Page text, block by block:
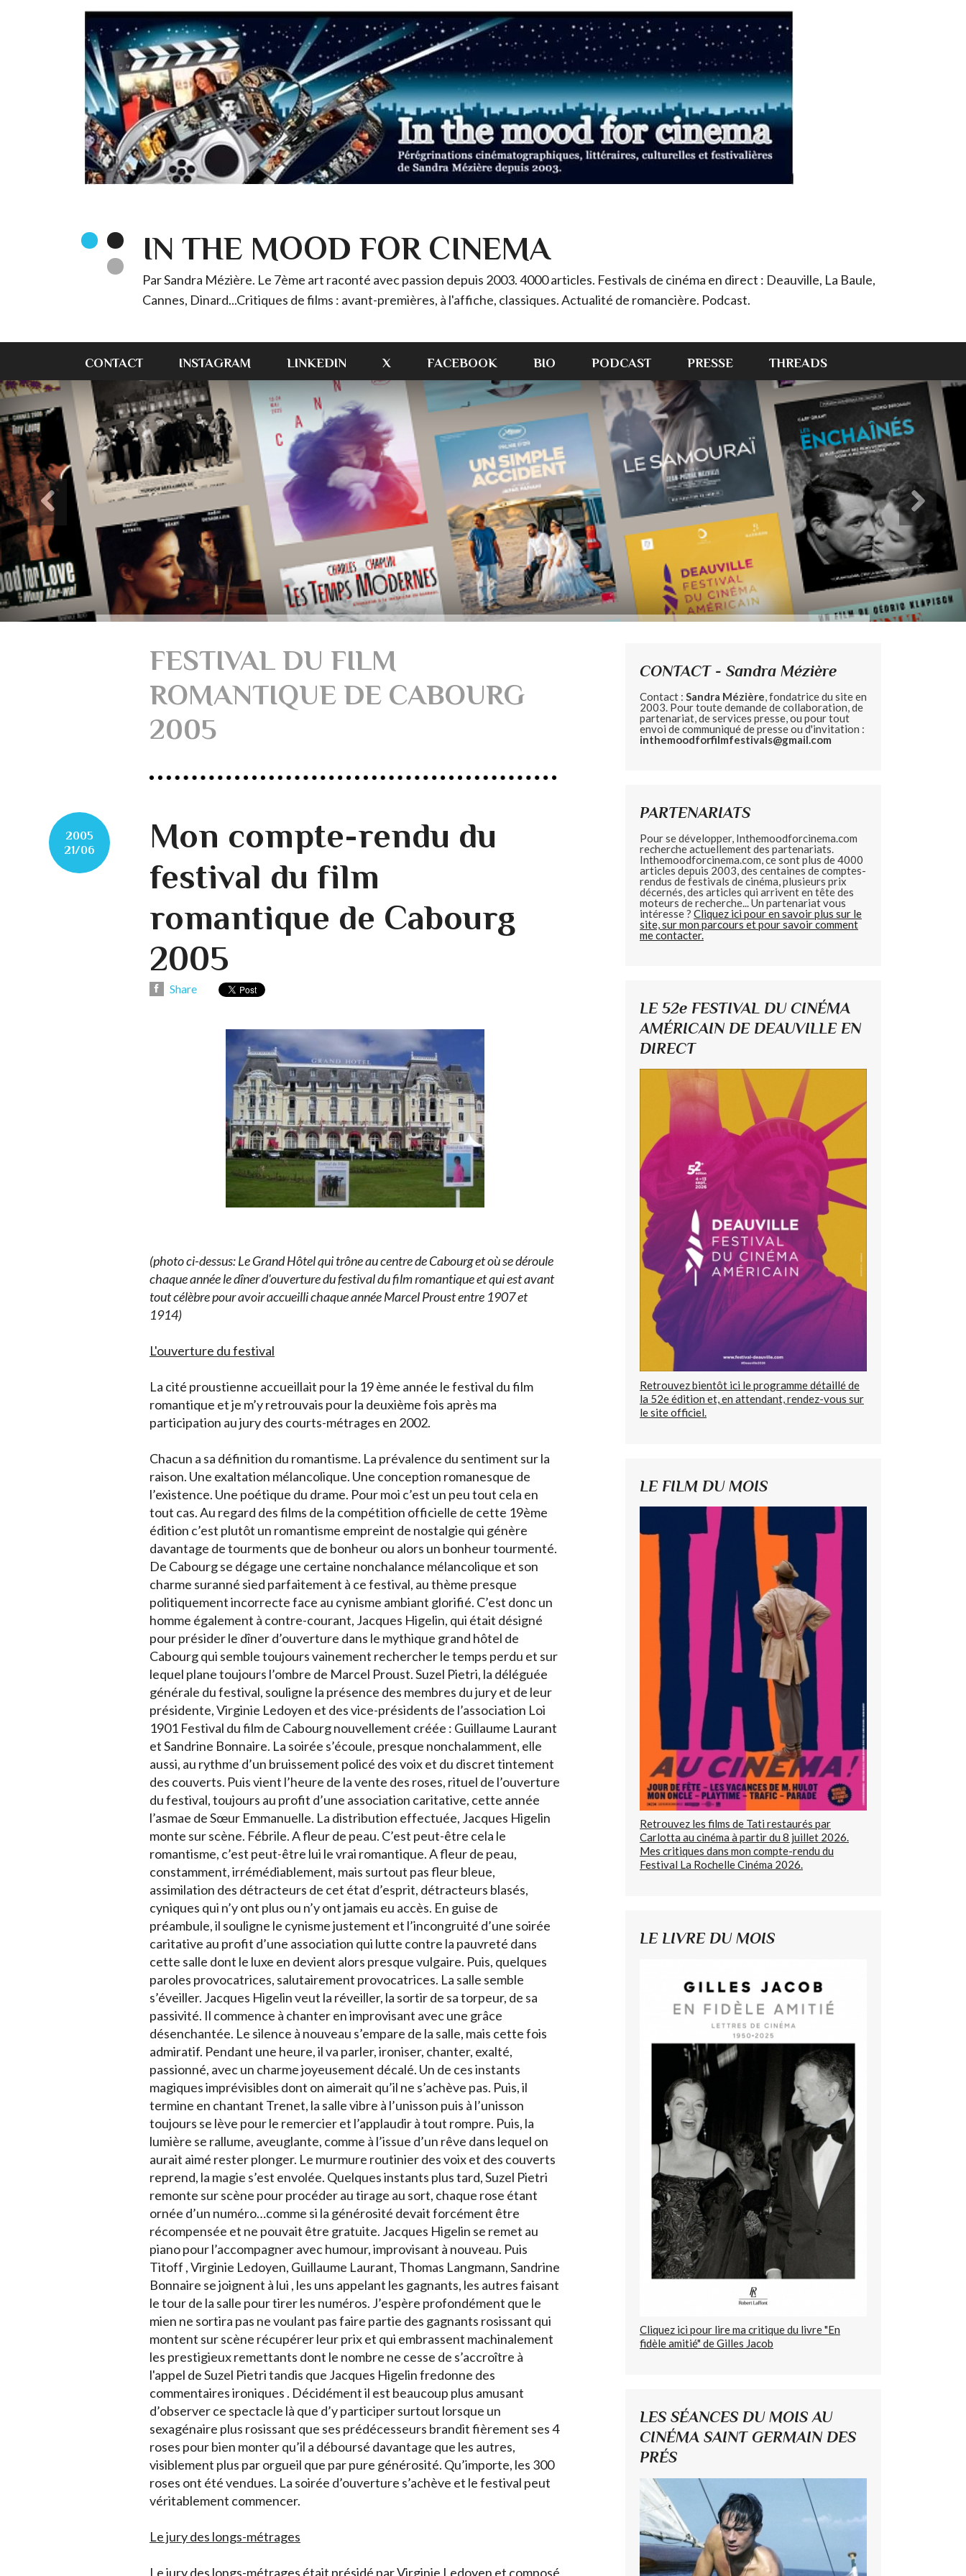
IN THE MOOD FOR CINEMA
Par Sandra Mézière. Le 7ème art raconté avec passion depuis 2003. 4000 articles. Festivals de cinéma en direct : Deauville, La Baule,
Cannes, Dinard...Critiques de films : avant-premières, à l'affiche, classiques. Actualité de romancière. Podcast.
CONTACT INSTAGRAM LINKEDIN X FACEBOOK BIO PODCAST PRESSE THREADS
FESTIVAL DU FILM
ROMANTIQUE DE CABOURG
2005
2005
21/06
Mon compte-rendu du
festival du film
romantique de Cabourg
2005
Share
(photo ci-dessus: Le Grand Hôtel qui trône au centre de Cabourg et où se déroule
chaque année le dîner d'ouverture du festival du film romantique et qui est avant
tout célèbre pour avoir accueilli chaque année Marcel Proust entre 1907 et
1914)
L'ouverture du festival
La cité proustienne accueillait pour la 19 ème année le festival du film
romantique et je m’y retrouvais pour la deuxième fois après ma
participation au jury des courts-métrages en 2002.
Chacun a sa définition du romantisme. La prévalence du sentiment sur la
raison. Une exaltation mélancolique. Une conception romanesque de
l’existence. Une poétique du drame. Pour moi c’est un peu tout cela en
tout cas. Au regard des films de la compétition officielle de cette 19ème
édition c’est plutôt un romantisme empreint de nostalgie qui génère
davantage de tourments que de bonheur ou alors un bonheur tourmenté.
De Cabourg se dégage une certaine nonchalance mélancolique et son
charme suranné sied parfaitement à ce festival, au thème presque
politiquement incorrecte face au cynisme ambiant glorifié. C’est donc un
homme également à contre-courant, Jacques Higelin, qui était désigné
pour présider le dîner d’ouverture dans le mythique grand hôtel de
Cabourg qui semble toujours vainement rechercher le temps perdu et sur
lequel plane toujours l’ombre de Marcel Proust. Suzel Pietri, la déléguée
générale du festival, souligne la présence des membres du jury et de leur
présidente, Virginie Ledoyen et des vice-présidents de l’association Loi
1901 Festival du film de Cabourg nouvellement créée : Guillaume Laurant
et Sandrine Bonnaire. La soirée s’écoule, presque nonchalamment, elle
aussi, au rythme d’un bruissement policé des voix et du discret tintement
des couverts. Puis vient l’heure de la vente des roses, rituel de l’ouverture
du festival, toujours au profit d’une association caritative, cette année
l’asmae de Sœur Emmanuelle. La distribution effectuée, Jacques Higelin
monte sur scène. Fébrile. A fleur de peau. C’est peut-être cela le
romantisme, c’est peut-être lui le vrai romantique. A fleur de peau,
constamment, irrémédiablement, mais surtout pas fleur bleue,
assimilation des détracteurs de cet état d’esprit, détracteurs blasés,
cyniques qui n’y ont plus ou n’y ont jamais eu accès. En guise de
préambule, il souligne le cynisme justement et l’incongruité d’une soirée
caritative au profit d’une association qui lutte contre la pauvreté dans
cette salle dont le luxe en devient alors presque vulgaire. Puis, quelques
paroles provocatrices, salutairement provocatrices. La salle semble
s’éveiller. Jacques Higelin veut la réveiller, la sortir de sa torpeur, de sa
passivité. Il commence à chanter en improvisant avec une grâce
désenchantée. Le silence à nouveau s’empare de la salle, mais cette fois
admiratif. Pendant une heure, il va parler, ironiser, chanter, exalté,
passionné, avec un charme joyeusement décalé. Un de ces instants
magiques imprévisibles dont on aimerait qu’il ne s’achève pas. Puis, il
termine en chantant Trenet, la salle vibre à l’unisson puis à l’unisson
toujours se lève pour le remercier et l’applaudir à tout rompre. Puis, la
lumière se rallume, aveuglante, comme à l’issue d’un rêve dans lequel on
aurait aimé rester plonger. Le murmure routinier des voix et des couverts
reprend, la magie s’est envolée. Quelques instants plus tard, Suzel Pietri
remonte sur scène pour procéder au tirage au sort, chaque rose étant
ornée d’un numéro…comme si la générosité devait forcément être
récompensée et ne pouvait être gratuite. Jacques Higelin se remet au
piano pour l’accompagner avec humour, improvisant à nouveau. Puis
Titoff , Virginie Ledoyen, Guillaume Laurant, Thomas Langmann, Sandrine
Bonnaire se joignent à lui , les uns appelant les gagnants, les autres faisant
le tour de la salle pour tirer les numéros. J’espère profondément que le
mien ne sortira pas ne voulant pas faire partie des gagnants rosissant qui
montent sur scène récupérer leur prix et qui embrassent machinalement
les prestigieux remettants dont le nombre ne cesse de s’accroître à
l'appel de Suzel Pietri tandis que Jacques Higelin fredonne des
commentaires ironiques . Décidément il est beaucoup plus amusant
d’observer ce spectacle là que d’y participer surtout lorsque un
sexagénaire plus rosissant que ses prédécesseurs brandit fièrement ses 4
roses pour bien monter qu’il a déboursé davantage que les autres,
visiblement plus par orgueil que par pure générosité. Qu’importe, les 300
roses ont été vendues. La soirée d’ouverture s’achève et le festival peut
véritablement commencer.
Le jury des longs-métrages
Le jury des longs-métrages était présidé par Virginie Ledoyen et composé
CONTACT - Sandra Mézière
Contact : Sandra Mézière, fondatrice du site en
2003. Pour toute demande de collaboration, de
partenariat, de services presse, ou pour tout
envoi de communiqué de presse ou d'invitation :
inthemoodforfilmfestivals@gmail.com
PARTENARIATS
Pour se développer, Inthemoodforcinema.com
recherche actuellement des partenariats.
Inthemoodforcinema.com, ce sont plus de 4000
articles depuis 2003, des centaines de comptes-
rendus de festivals de cinéma, plusieurs prix
décernés, des articles qui arrivent en tête des
moteurs de recherche... Un partenariat vous
intéresse ? Cliquez ici pour en savoir plus sur le
site, sur mon parcours et pour savoir comment
me contacter.
LE 52e FESTIVAL DU CINÉMA
AMÉRICAIN DE DEAUVILLE EN
DIRECT
Retrouvez bientôt ici le programme détaillé de
la 52e édition et, en attendant, rendez-vous sur
le site officiel.
LE FILM DU MOIS
Retrouvez les films de Tati restaurés par
Carlotta au cinéma à partir du 8 juillet 2026.
Mes critiques dans mon compte-rendu du
Festival La Rochelle Cinéma 2026.
LE LIVRE DU MOIS
Cliquez ici pour lire ma critique du livre "En
fidèle amitié" de Gilles Jacob
LES SÉANCES DU MOIS AU
CINÉMA SAINT GERMAIN DES
PRÉS